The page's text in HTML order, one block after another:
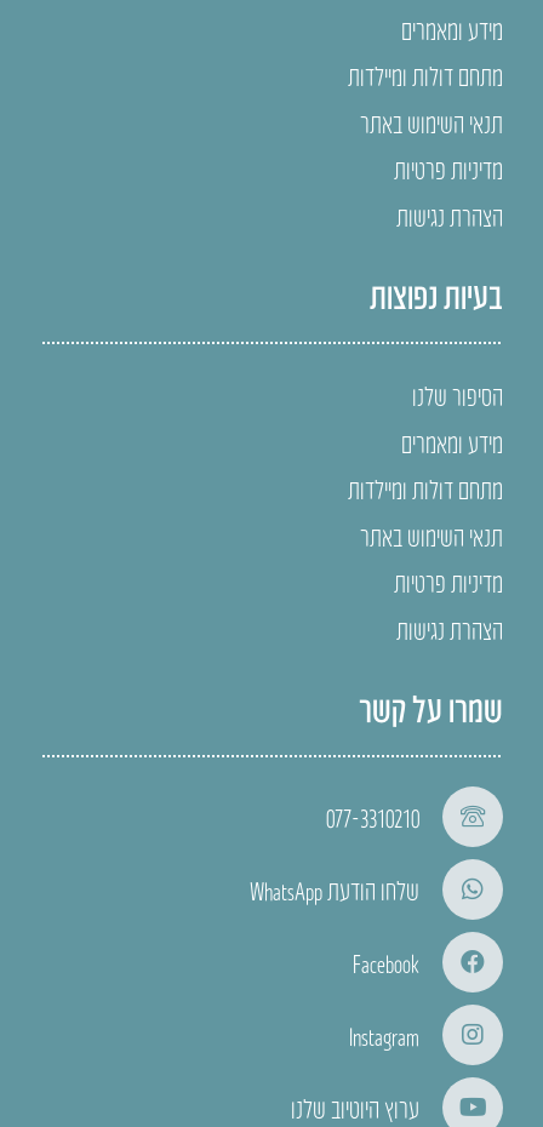
מידע ומאמרים
מתחם דולות ומיילדות
תנאי השימוש באתר
מדיניות פרטיות
הצהרת נגישות
בעיות נפוצות
הסיפור שלנו
מידע ומאמרים
מתחם דולות ומיילדות
תנאי השימוש באתר
מדיניות פרטיות
הצהרת נגישות
שמרו על קשר
077-3310210
שלחו הודעת WhatsApp
Facebook
Instagram
ערוץ היוטיוב שלנו